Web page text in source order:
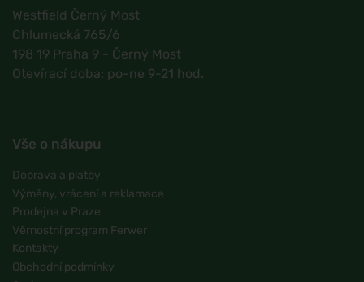
Westfield Černý Most
Chlumecká 765/6
198 19 Praha 9 - Černý Most
Otevírací doba: po-ne 9-21 hod.
Vše o nákupu
Doprava a platby
Výměny, vrácení a reklamace
Prodejna v Praze
Věrnostní program Ferwer
Kontakty
Obchodní podmínky